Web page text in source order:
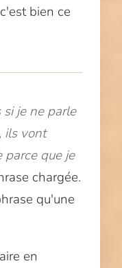
bien ce
si je ne parle
ils vont
parce que je
chargée.
qu'une
en